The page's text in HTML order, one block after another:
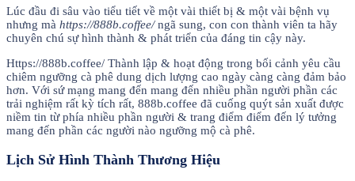
Lúc đầu đi sâu vào tiểu tiết về một vài thiết bị & một vài bệnh vụ
nhưng mà https://888b.coffee/ngã sung, con con thành viên ta hãy
chuyên chú sự hình thành & phát triển của đáng tin cậy này.
Https://888b.coffee/ Thành lập & hoạt động trong bối cảnh yêu cầu
chiêm ngưỡng cà phê dung dịch lượng cao ngày càng càng đảm bảo
hơn. Với sứ mạng mang đến mang đến nhiều phần người phần các
trải nghiệm rất kỳ tích rất, 888b.coffee đã cuống quýt sản xuất được
niềm tin từ phía nhiều phần người & trang điểm điểm đến lý tưởng
mang đến phần các người nào ngưỡng mộ cà phê.
Lịch Sử Hình Thành Thương Hiệu